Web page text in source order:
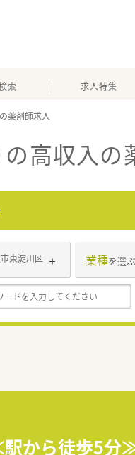
索 求人特集
の高収入の
東淀川区 業種を選ぶ
駅から徒歩5